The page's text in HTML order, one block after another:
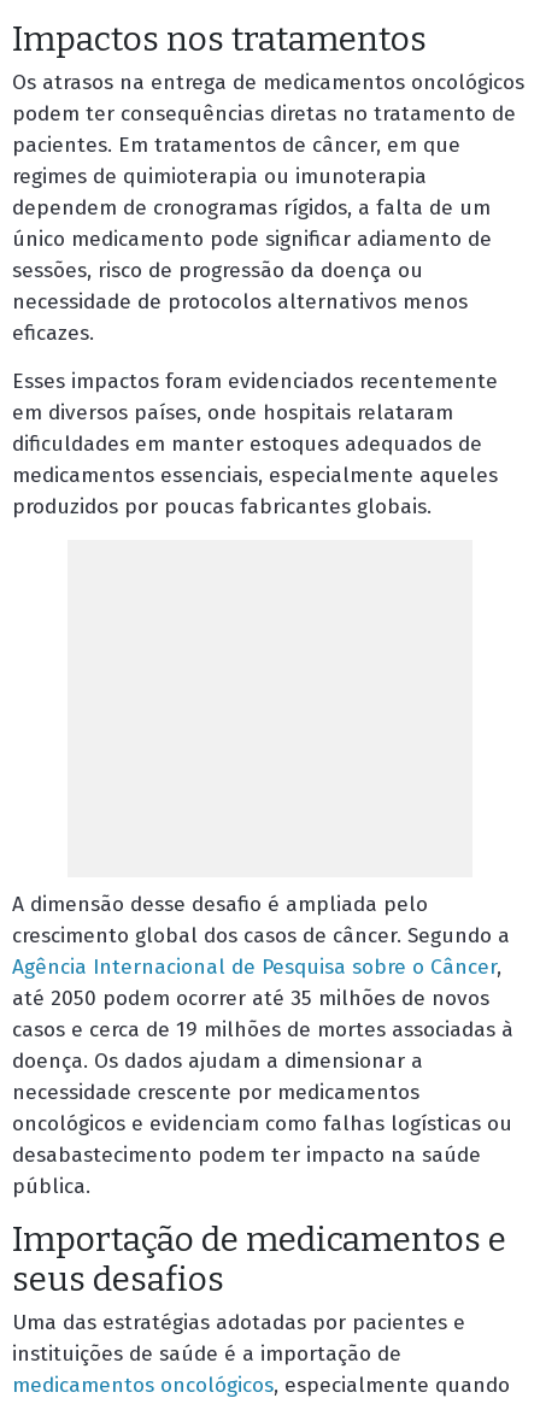
Impactos nos tratamentos
Os atrasos na entrega de medicamentos oncológicos
podem ter consequências diretas no tratamento de
pacientes. Em tratamentos de câncer, em que
regimes de quimioterapia ou imunoterapia
dependem de cronogramas rígidos, a falta de um
único medicamento pode significar adiamento de
sessões, risco de progressão da doença ou
necessidade de protocolos alternativos menos
eficazes.
Esses impactos foram evidenciados recentemente
em diversos países, onde hospitais relataram
dificuldades em manter estoques adequados de
medicamentos essenciais, especialmente aqueles
produzidos por poucas fabricantes globais.
A dimensão desse desafio é ampliada pelo
crescimento global dos casos de câncer. Segundo a
Agência Internacional de Pesquisa sobre o Câncer,
até 2050 podem ocorrer até 35 milhões de novos
casos e cerca de 19 milhões de mortes associadas à
doença. Os dados ajudam a dimensionar a
necessidade crescente por medicamentos
oncológicos e evidenciam como falhas logísticas ou
desabastecimento podem ter impacto na saúde
pública.
Importação de medicamentos e
seus desafios
Uma das estratégias adotadas por pacientes e
instituições de saúde é a importação de
medicamentos oncológicos, especialmente quando